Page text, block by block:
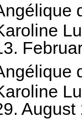
August